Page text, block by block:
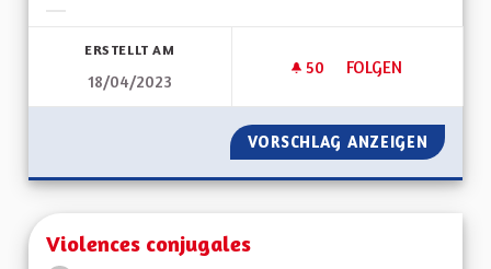
ERSTELLT AM
18/04/2023
50 50 FOLLOWER
FOLGEN
RESTAURANT
VORSCHLAG ANZEIGEN
Violences conjugales